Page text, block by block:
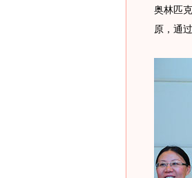
奥林匹
原，通